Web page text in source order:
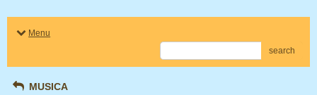
Menu
search
MUSICA